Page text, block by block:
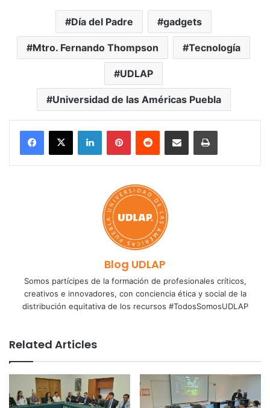
Día del Padre gadgets
Mtro. Fernando Thompson Tecnología
UDLAP
Universidad de las Américas Puebla
LinkedInPinterestReddit Share via Email Print
Blog UDLAP
Somos partícipes de la formación de profesionales críticos,
creativos e innovadores, con conciencia ética y social de la
distribución equitativa de los recursos #TodosSomosUDLAP
Related Articles